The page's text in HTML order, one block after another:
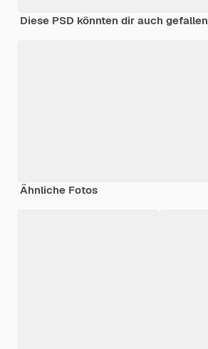
Diese PSD könnten dir auch gefallen
Ähnliche Fotos